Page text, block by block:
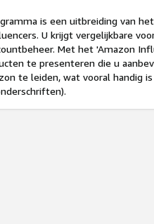
is een uitbreiding van
U krijgt vergelijkbare
Met het 'Amazon
te presenteren die u
te leiden, wat vooral handig